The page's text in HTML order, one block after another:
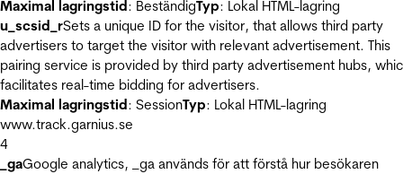
Maximal lagringstid: BeständigTyp: Lokal HTML-lagring
u_scsid_rSets a unique ID for the visitor, that allows third party
advertisers to target the visitor with relevant advertisement. This
pairing service is provided by third party advertisement hubs,
facilitates real-time bidding for advertisers.
Maximal lagringstid: SessionTyp: Lokal HTML-lagring
www.track.garnius.se
4
_gaGoogle analytics, _ga används för att förstå hur besökaren